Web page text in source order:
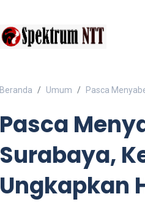
Beranda Umum Pasca
Pasca
Surabaya,
Ungkapkan